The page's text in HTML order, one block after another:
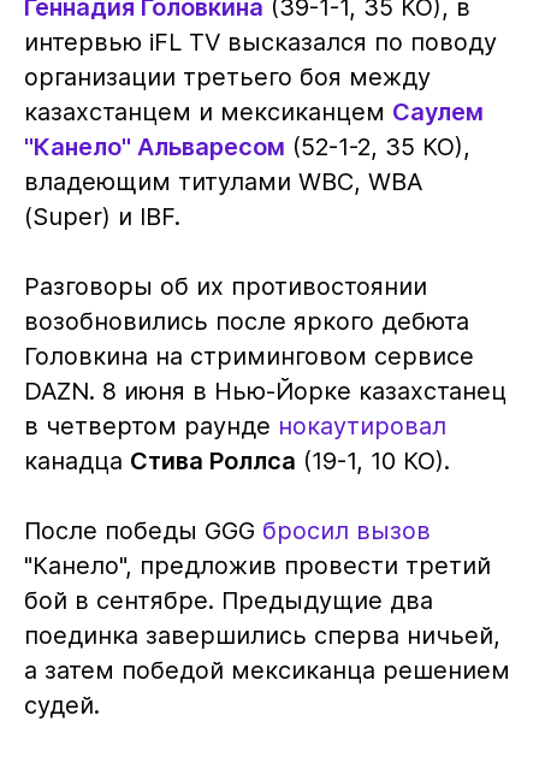
Геннадия Головкина (39-1-1, 35 КО), в
интервью iFL TV высказался по поводу
организации третьего боя между
казахстанцем и мексиканцем Саулем
"Канело" Альваресом (52-1-2, 35 КО),
владеющим титулами WBC, WBA
(Super) и IBF.
Разговоры об их противостоянии
возобновились после яркого дебюта
Головкина на стриминговом сервисе
DAZN. 8 июня в Нью-Йорке казахстанец
в четвертом раунде нокаутировал
канадца Стива Роллса (19-1, 10 КО).
После победы GGG бросил вызов
"Канело", предложив провести третий
бой в сентябре. Предыдущие два
поединка завершились сперва ничьей,
а затем победой мексиканца решением
судей.